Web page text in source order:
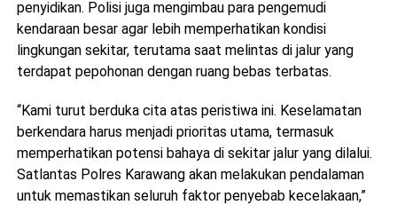
penyidikan. Polisi juga mengimbau para pengemudi
kendaraan besar agar lebih memperhatikan kondisi
lingkungan sekitar, terutama saat melintas di jalur yang
terdapat pepohonan dengan ruang bebas terbatas.
“Kami turut berduka cita atas peristiwa ini. Keselamatan
berkendara harus menjadi prioritas utama, termasuk
memperhatikan potensi bahaya di sekitar jalur yang dilalui.
Satlantas Polres Karawang akan melakukan pendalaman
untuk memastikan seluruh faktor penyebab kecelakaan,”